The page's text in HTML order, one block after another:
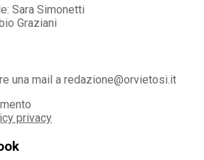
Sara Simonetti
Graziani
una mail a redazione@orvietosi.it
privacy